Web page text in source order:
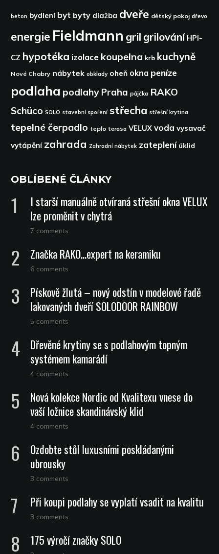
beton bydlení byt byty dlažba dveře dětský pokoj dřevo
energie Fieldmann gril grilování HPI-
CZ hypotéka izolace koupelna krb kuchyně
Nové Chabry nábytek obklady oheň okna peníze
podlaha podlahy Praha půjčka RAKO
Schüco SOLO stavební spoření střecha střešní krytina
tepelné čerpadlo teplo terasa VELUX voda vysavač
vytápění zahrada Zahradní nábytek zateplení úklid
OBLÍBENÉ ČLÁNKY
I starší manuálně otvíraná střešní okna VELUX
lze proměnit v chytrá
7 comments
Značka RAKO…expert na keramiku
6 comments
Pískově žlutá – nový odstín v modelové řadě
lakovaných dveří SOLODOOR RAINBOW
5 comments
Dřevěné krytiny se s podlahovým topným
systémem kamarádí
4 comments
Nová kolekce Nordic od Kvalitexu vnese do
vaší ložnice skandinávský klid
4 comments
Ozdobte stůl luxusními poskládanými
ubrousky
3 comments
Při koupi podlahy se vyplatí vsadit na kvalitu
3 comments
175 výročí značky SOLO